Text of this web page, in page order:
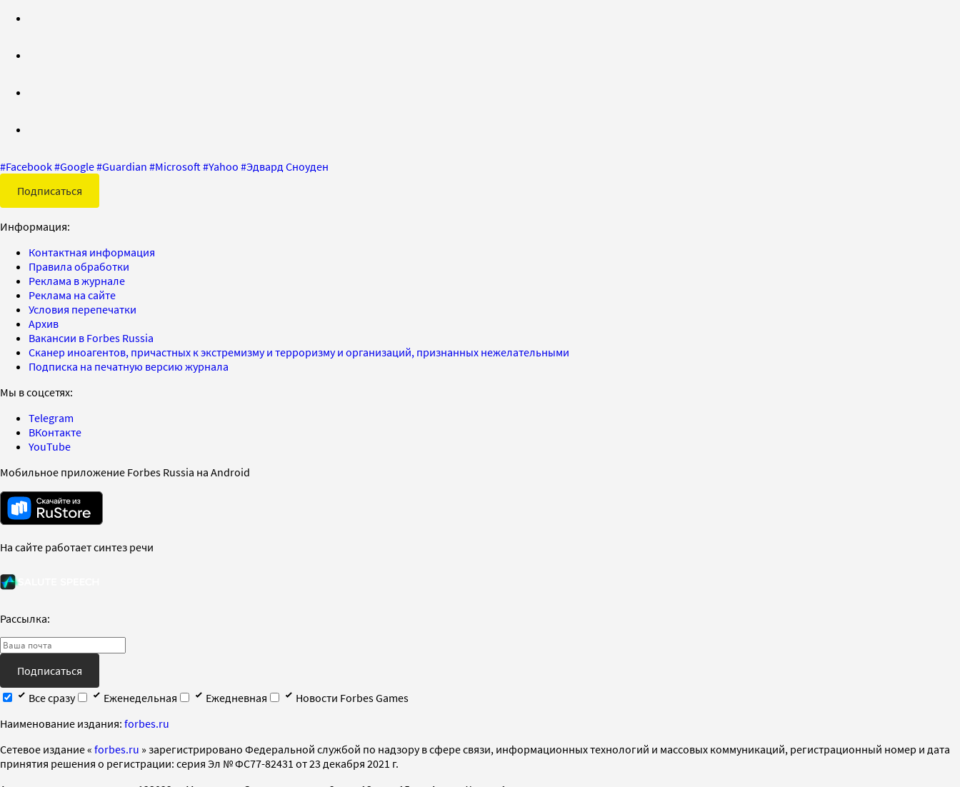
#Facebook#Google#Guardian #Microsoft #Yahoo #Эдвард Сноуден
Подписаться
Информация:
Контактная информация
Правила обработки
Реклама в журнале
Реклама на сайте
Условия перепечатки
Архив
Вакансии в Forbes Russia
Сканер иноагентов, причастных к экстремизму и терроризму и организаций, признанных нежелательными
Подписка на печатную версию журнала
Мы в соцсетях:
Telegram
ВКонтакте
YouTube
Мобильное приложение Forbes Russia на Android
На сайте работает синтез речи
Рассылка:
Подписаться
Все сразу
Еженедельная Ежедневная
Новости Forbes Games
Наименование издания: forbes.ru
Cетевое издание « forbes.ru » зарегистрировано Федеральной службой по надзору в сфере связи, информационных технологий и массовых коммуникаций, регистрационный номер и дата
принятия решения о регистрации: серия Эл № ФС77-82431 от 23 декабря 2021 г.